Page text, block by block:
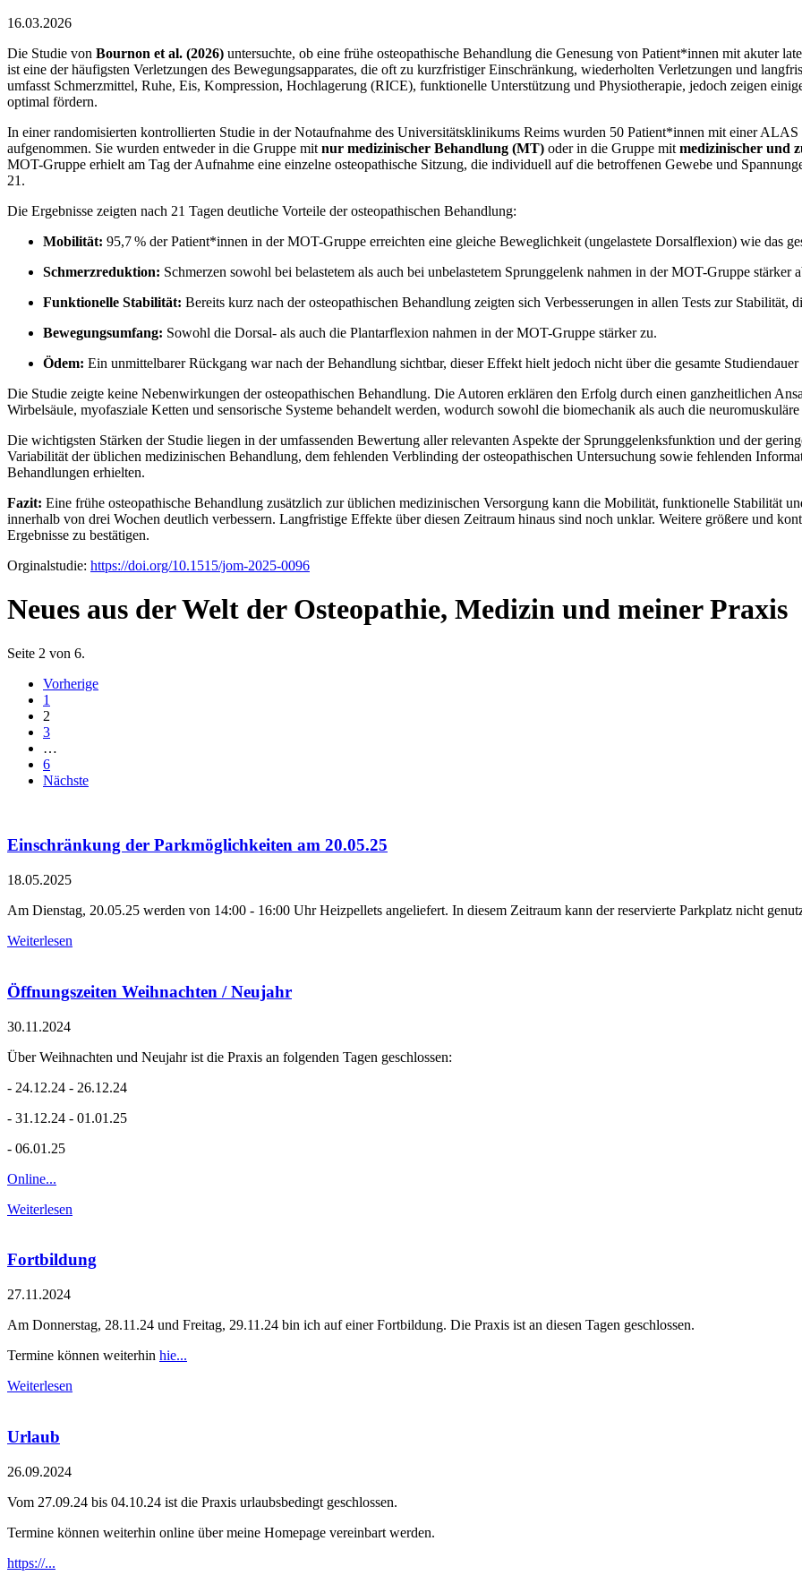
16.03.2026
Die Studie von Bournon et al. (2026) untersuchte, ob eine frühe osteopathische Behandlung die Genesung von Patient*innen mit akuter
ist eine der häufigsten Verletzungen des Bewegungsapparates, die oft zu kurzfristiger Einschränkung, wiederholten Verletzungen und
umfasst Schmerzmittel, Ruhe, Eis, Kompression, Hochlagerung (RICE), funktionelle Unterstützung und Physiotherapie, jedoch zeigen
optimal fördern.
In einer randomisierten kontrollierten Studie in der Notaufnahme des Universitätsklinikums Reims wurden 50 Patient*innen mit einer
aufgenommen. Sie wurden entweder in die Gruppe mit nur medizinischer Behandlung (MT) oder in die Gruppe mit medizinischer und
MOT-Gruppe erhielt am Tag der Aufnahme eine einzelne osteopathische Sitzung, die individuell auf die betroffenen Gewebe und
21.
Die Ergebnisse zeigten nach 21 Tagen deutliche Vorteile der osteopathischen Behandlung:
Mobilität: 95,7 % der Patient*innen in der MOT-Gruppe erreichten eine gleiche Beweglichkeit (ungelastete Dorsalflexion) wie das
Schmerzreduktion: Schmerzen sowohl bei belastetem als auch bei unbelastetem Sprunggelenk nahmen in der MOT-Gruppe stärker
Funktionelle Stabilität: Bereits kurz nach der osteopathischen Behandlung zeigten sich Verbesserungen in allen Tests zur Stabilität,
Bewegungsumfang: Sowohl die Dorsal- als auch die Plantarflexion nahmen in der MOT-Gruppe stärker zu.
Ödem: Ein unmittelbarer Rückgang war nach der Behandlung sichtbar, dieser Effekt hielt jedoch nicht über die gesamte Studiendauer
Die Studie zeigte keine Nebenwirkungen der osteopathischen Behandlung. Die Autoren erklären den Erfolg durch einen ganzheitlichen
Wirbelsäule, myofasziale Ketten und sensorische Systeme behandelt werden, wodurch sowohl die biomechanik als auch die
Die wichtigsten Stärken der Studie liegen in der umfassenden Bewertung aller relevanten Aspekte der Sprunggelenksfunktion und der
Variabilität der üblichen medizinischen Behandlung, dem fehlenden Verblinding der osteopathischen Untersuchung sowie fehlenden
Behandlungen erhielten.
Fazit: Eine frühe osteopathische Behandlung zusätzlich zur üblichen medizinischen Versorgung kann die Mobilität, funktionelle Stabilität
innerhalb von drei Wochen deutlich verbessern. Langfristige Effekte über diesen Zeitraum hinaus sind noch unklar. Weitere größere und
Ergebnisse zu bestätigen.
Orginalstudie: https://doi.org/10.1515/jom-2025-0096
Neues aus der Welt der Osteopathie, Medizin und meiner Praxis
Seite 2 von 6.
Vorherige
1
2
3
…
6
Nächste
Einschränkung der Parkmöglichkeiten am 20.05.25
18.05.2025
Am Dienstag, 20.05.25 werden von 14:00 - 16:00 Uhr Heizpellets angeliefert. In diesem Zeitraum kann der reservierte Parkplatz nicht
Weiterlesen
Öffnungszeiten Weihnachten / Neujahr
30.11.2024
Über Weihnachten und Neujahr ist die Praxis an folgenden Tagen geschlossen:
- 24.12.24 - 26.12.24
- 31.12.24 - 01.01.25
- 06.01.25
Online...
Weiterlesen
Fortbildung
27.11.2024
Am Donnerstag, 28.11.24 und Freitag, 29.11.24 bin ich auf einer Fortbildung. Die Praxis ist an diesen Tagen geschlossen.
Termine können weiterhin hie...
Weiterlesen
Urlaub
26.09.2024
Vom 27.09.24 bis 04.10.24 ist die Praxis urlaubsbedingt geschlossen.
Termine können weiterhin online über meine Homepage vereinbart werden.
https://...